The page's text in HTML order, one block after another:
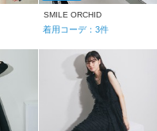
SMILE ORCHID
着用コーデ：3件